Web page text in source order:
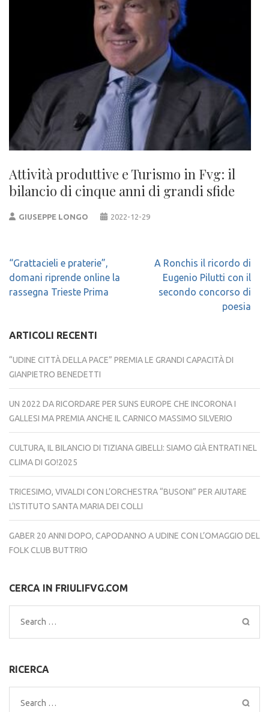
Attività produttive e Turismo in Fvg: il
bilancio di cinque anni di grandi sfide
GIUSEPPE LONGO 2022-12-29
Navigazione
articoli
“Grattacieli e praterie”,
domani riprende online la
rassegna Trieste Prima
A Ronchis il ricordo di
Eugenio Pilutti con il
secondo concorso di
poesia
ARTICOLI RECENTI
“UDINE CITTÀ DELLA PACE” PREMIA LE GRANDI CAPACITÀ DI
GIANPIETRO BENEDETTI
UN 2022 DA RICORDARE PER SUNS EUROPE CHE INCORONA I
GALLESI MA PREMIA ANCHE IL CARNICO MASSIMO SILVERIO
CULTURA, IL BILANCIO DI TIZIANA GIBELLI: SIAMO GIÀ ENTRATI NEL
CLIMA DI GO!2025
TRICESIMO, VIVALDI CON L’ORCHESTRA “BUSONI” PER AIUTARE
L’ISTITUTO SANTA MARIA DEI COLLI
GABER 20 ANNI DOPO, CAPODANNO A UDINE CON L’OMAGGIO DEL
FOLK CLUB BUTTRIO
CERCA IN FRIULIFVG.COM
Search
for:
RICERCA
Search